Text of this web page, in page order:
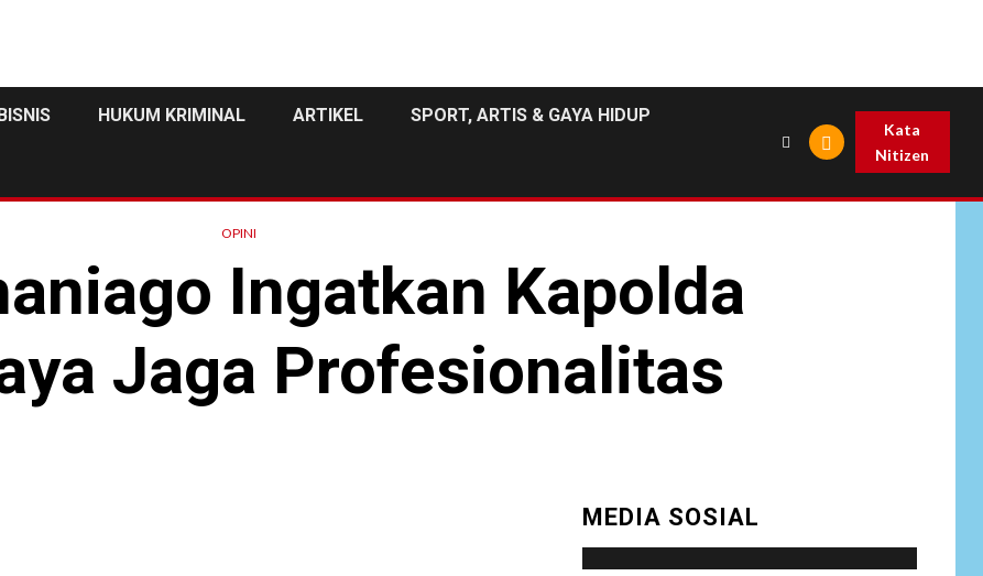
HUKUM KRIMINAL ARTIKEL SPORT, ARTIS & GAYA HIDUP
Kata
Nitizen
OPINI
Ingatkan Kapolda
Jaga Profesionalitas
MEDIA SOSIAL